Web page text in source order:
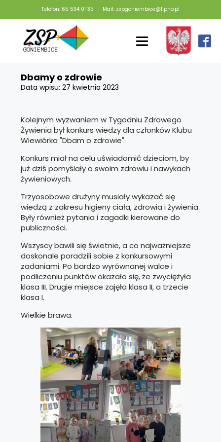
Telefon: 65 534 01 35 Mail: zspgoniembice@lipno.pl
Dbamy o zdrowie
Data wpisu:27 kwietnia 2023
Kolejnym wyzwaniem w Tygodniu Zdrowego
Żywienia był konkurs wiedzy dla członków Klubu
Wiewiórka "Dbam o zdrowie".
Konkurs miał na celu uświadomić dzieciom, by
już dziś pomyślały o swoim zdrowiu i nawykach
żywieniowych.
Trzyosobowe drużyny musiały wykazać się
wiedzą z zakresu higieny ciała, zdrowia i żywienia.
Były również pytania i zagadki kierowane do
publiczności.
Wszyscy bawili się świetnie, a co najważniejsze
doskonale poradzili sobie z konkursowymi
zadaniami. Po bardzo wyrównanej walce i
podliczeniu punktów okazało się, że zwyciężyła
klasa III. Drugie miejsce zajęła klasa II, a trzecie
klasa I.
Wielkie brawa.